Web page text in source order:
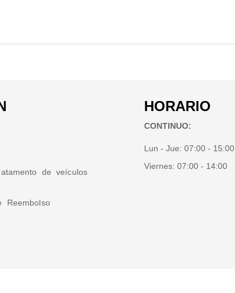
de veículos
Reembolso
HORARIO
CONTINUO:
Lun - Jue:07:00 - 15:00
Viernes:07:00 - 14:00